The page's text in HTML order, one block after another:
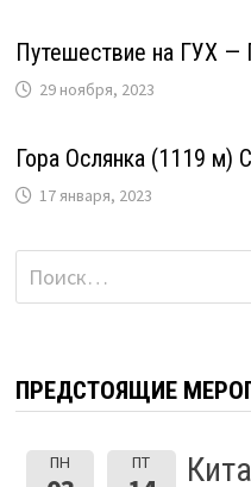
Путешествие на ГУХ —
29 ноября, 2023
Гора Ослянка (1119 м)
17 января, 2023
Найти:
ПРЕДСТОЯЩИЕ
ПН ПТ